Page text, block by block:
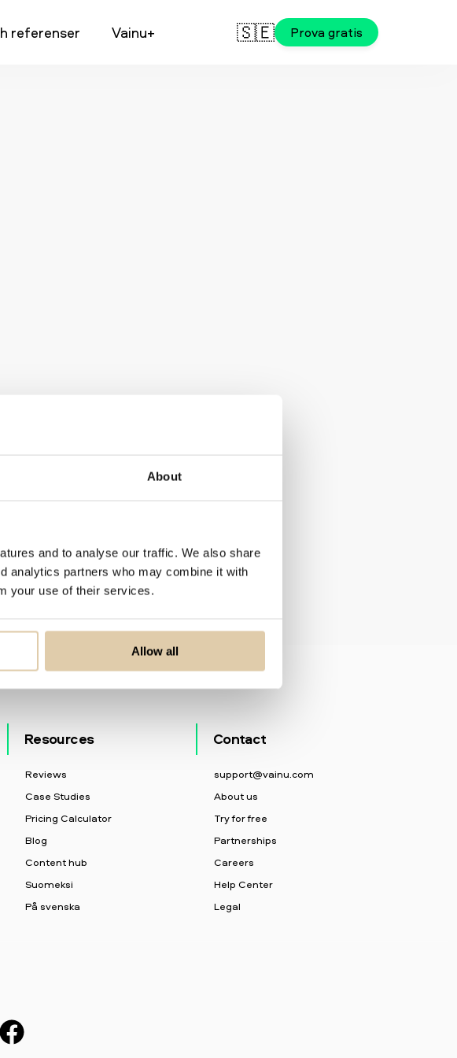
About
and to analyse our traffic. We also share
analytics partners who may combine it with
your use of their services.
Allow all
referenser Vainu+ 🇸🇪 Prova gratis
Resources
Reviews
Case Studies
Pricing Calculator
Blog
Content hub
Suomeksi
På svenska
Contact
support@vainu.com
About us
Try for free
Partnerships
Careers
Help Center
Legal